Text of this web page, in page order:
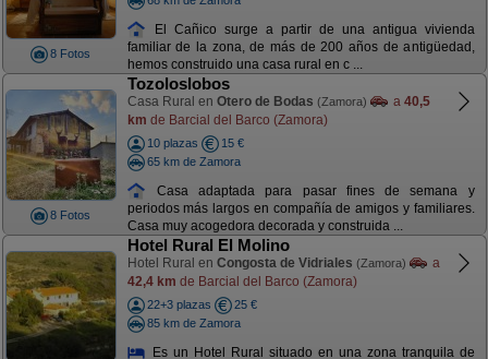
8 Fotos
El Cañico surge a partir de una antigua vivienda
familiar de la zona, de más de 200 años de antigüedad,
hemos construido una casa rural en c ...
8 Fotos
Tozoloslobos
Casa Rural en Otero de Bodas (Zamora) a 40,5
km de Barcial del Barco (Zamora)
10 plazas
15 €
65 km de Zamora
Casa adaptada para pasar fines de semana y
periodos más largos en compañía de amigos y familiares.
Casa muy acogedora decorada y construida ...
Hotel Rural El Molino
Hotel Rural en Congosta de Vidriales (Zamora)
a
42,4 km de Barcial del Barco (Zamora)
22+3 plazas
25 €
85 km de Zamora
Es un Hotel Rural situado en una zona tranquila de